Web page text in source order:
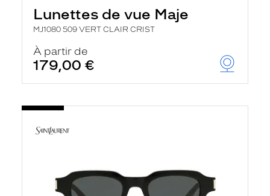
Lunettes de vue Maje
MJ1080 509 VERT CLAIR CRIST
À partir de
179,00 €